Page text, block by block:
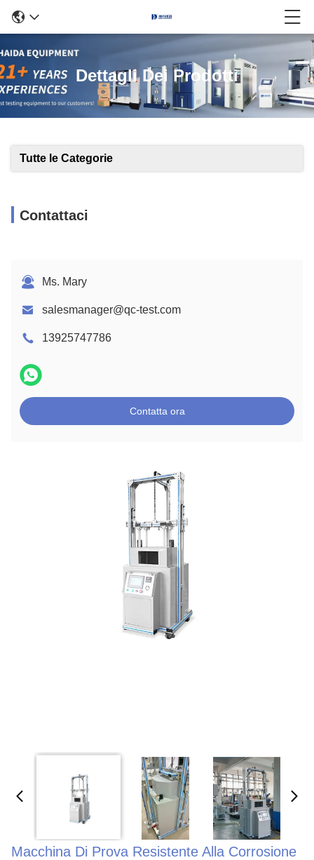
Dettagli Dei Prodotti
Tutte le Categorie
Contattaci
Ms. Mary
salesmanager@qc-test.com
13925747786
Contatta ora
Macchina Di Prova Resistente Alla Corrosione